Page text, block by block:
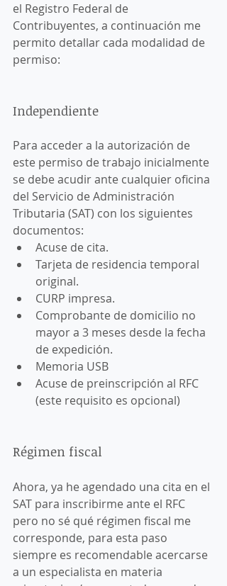
el Registro Federal de
Contribuyentes, a continuación me
permito detallar cada modalidad de
permiso:
Independiente
Para acceder a la autorización de
este permiso de trabajo inicialmente
se debe acudir ante cualquier oficina
del Servicio de Administración
Tributaria (SAT) con los siguientes
documentos:
Acuse de cita.
Tarjeta de residencia temporal
original.
CURP impresa.
Comprobante de domicilio no
mayor a 3 meses desde la fecha
de expedición.
Memoria USB
Acuse de preinscripción al RFC
(este requisito es opcional)
Régimen fiscal
Ahora, ya he agendado una cita en el
SAT para inscribirme ante el RFC
pero no sé qué régimen fiscal me
corresponde, para esta paso
siempre es recomendable acercarse
a un especialista en materia